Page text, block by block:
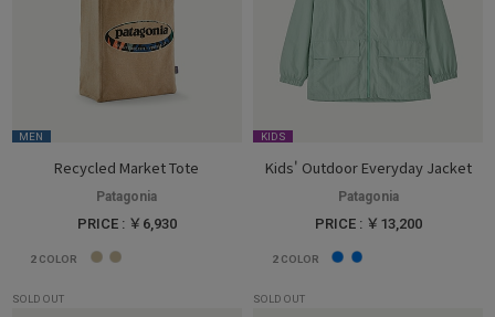
MEN
Recycled Market Tote
Patagonia
PRICE : ￥6,930
2 COLOR
KIDS
Kids' Outdoor Everyday Jacket
Patagonia
PRICE : ￥13,200
2COLOR
SOLD OUT SOLD OUT